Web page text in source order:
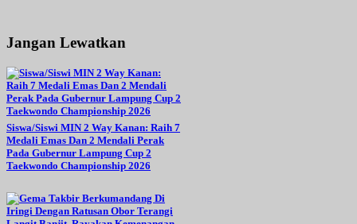
Jangan Lewatkan
Siswa/Siswi MIN 2 Way Kanan: Raih 7
Medali Emas Dan 2 Mendali Perak
Pada Gubernur Lampung Cup 2
Taekwondo Championship 2026